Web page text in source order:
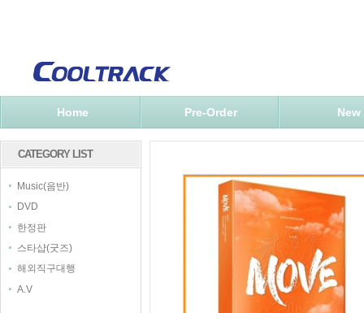
Home Pre-Order New
CATEGORY LIST
Music(음반)
DVD
한정판
스타샵(굿즈)
해외직구대행
A.V